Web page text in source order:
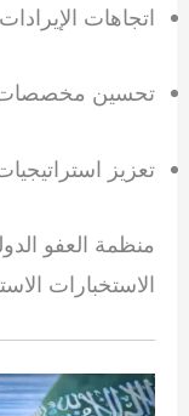
اتجاهات
تحسين مخصصات
تعزيز
منظمة العفو
الاستخبارات